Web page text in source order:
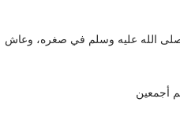
صلى الله عليه وسلم في صغره، وعاش